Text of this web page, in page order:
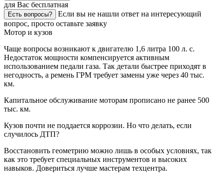
для Вас бесплатная
Есть вопросы?
Если вы не нашли ответ на интересующий
вопрос, просто оставьте заявку
Мотор и кузов
Чаще вопросы возникают к двигателю 1,6 литра 100 л. с.
Недостаток мощности компенсируется активным
использованием педали газа. Так детали быстрее приходят в
негодность, а ремень ГРМ требует замены уже через 40 тыс.
км.
Капитальное обслуживание моторам прописано не ранее 500
тыс. км.
Кузов почти не поддается коррозии. Но что делать, если
случилось ДТП?
Восстановить геометрию можно лишь в особых условиях, так
как это требует специальных инструментов и высоких
навыков. Довериться лучше мастерам техцентра.